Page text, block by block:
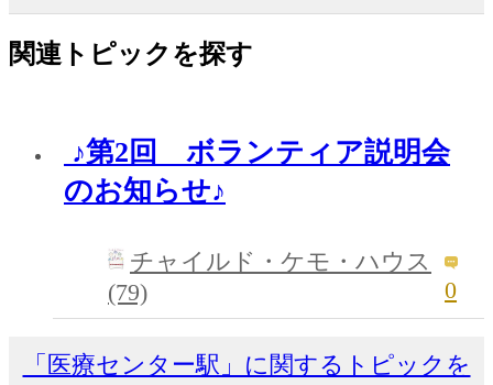
関連トピックを探す
♪第2回 ボランティア説明会
のお知らせ♪
チャイルド・ケモ・ハウス
(79)
0
「医療センター駅」に関するトピックを